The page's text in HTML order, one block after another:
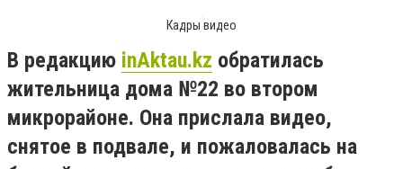
Кадры видео
В редакцию inAktau.kz обратилась
жительница дома №22 во втором
микрорайоне. Она прислала видео,
снятое в подвале, и пожаловалась на